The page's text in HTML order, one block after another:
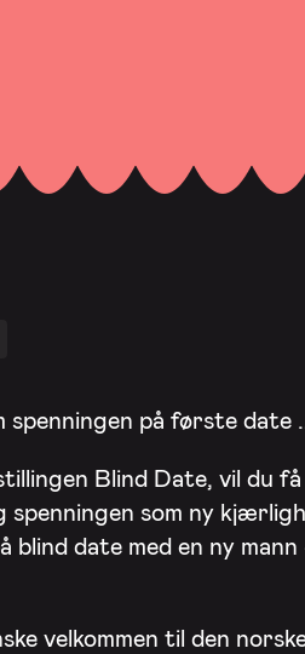
spenningen på første date
Blind Date, vil du få
spenningen som ny
blind date med en ny
velkommen til den